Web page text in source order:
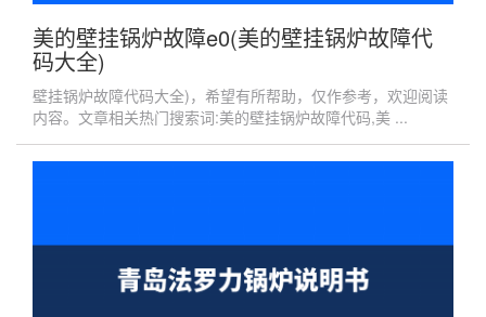
美的壁挂锅炉故障e0(美的壁挂锅炉故障代
码大全)
壁挂锅炉故障代码大全)，希望有所帮助，仅作参考，欢迎阅读
内容。文章相关热门搜索词:美的壁挂锅炉故障代码,美 ...